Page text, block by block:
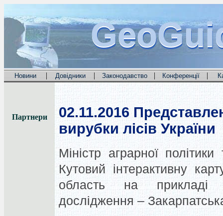
Новини | Довідники | Законодавство | Конференції |
Партнери 02.11.2016
вирубки лісів України
Міністр аграрної
Кутовий інтерактивну
область на прикладі
дослідження –